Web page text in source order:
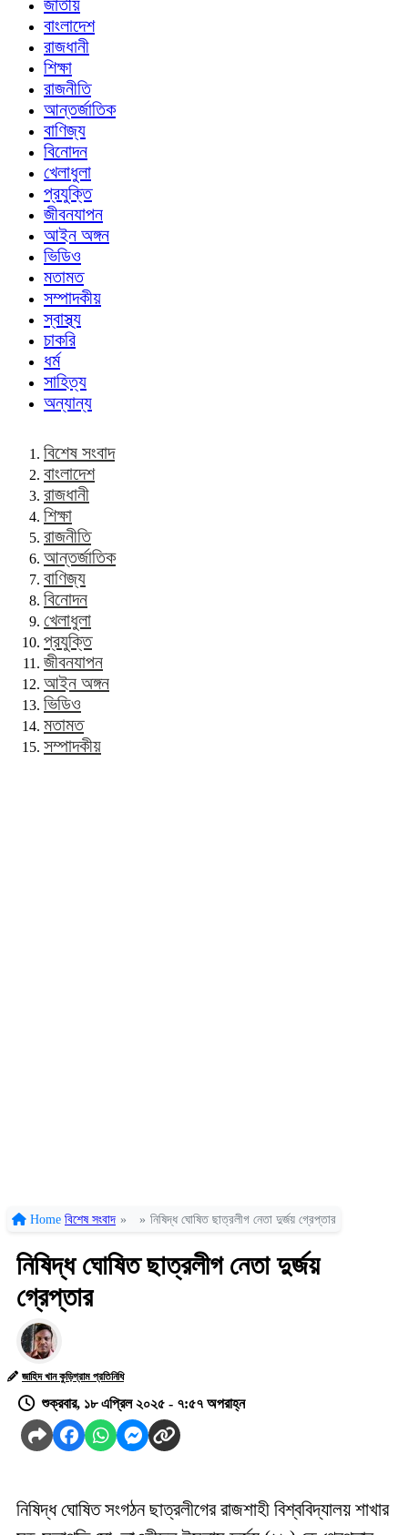
জাতীয়
বাংলাদেশ
রাজধানী
শিক্ষা
রাজনীতি
আন্তর্জাতিক
বাণিজ্য
বিনোদন
খেলাধুলা
প্রযুক্তি
জীবনযাপন
আইন অঙ্গন
ভিডিও
মতামত
সম্পাদকীয়
স্বাস্থ্য
চাকরি
ধর্ম
সাহিত্য
অন্যান্য
বিশেষ সংবাদ
বাংলাদেশ
রাজধানী
শিক্ষা
রাজনীতি
আন্তর্জাতিক
বাণিজ্য
বিনোদন
খেলাধুলা
প্রযুক্তি
জীবনযাপন
আইন অঙ্গন
ভিডিও
মতামত
সম্পাদকীয়
Home বিশেষ সংবাদ » » নিষিদ্ধ ঘোষিত ছাত্রলীগ নেতা দুর্জয় গ্রেপ্তার
নিষিদ্ধ ঘোষিত ছাত্রলীগ নেতা দুর্জয়
গ্রেপ্তার
জাহিদ খান কুড়িগ্রাম প্রতিনিধি
শুক্রবার, ১৮ এপ্রিল ২০২৫ - ৭:৫৭ অপরাহ্ন
নিষিদ্ধ ঘোষিত সংগঠন ছাত্রলীগের রাজশাহী বিশ্ববিদ্যালয় শাখার